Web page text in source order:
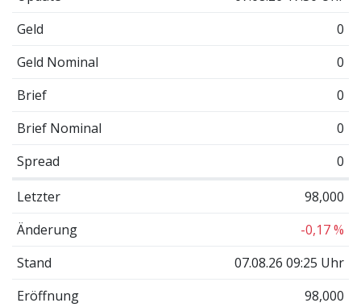
Geld
0
Geld Nominal
0
Brief
0
Brief Nominal
0
Spread
0
Letzter
98,000
Änderung
-0,17 %
Stand
07.08.26 09:25 Uhr
Eröffnung
98,000